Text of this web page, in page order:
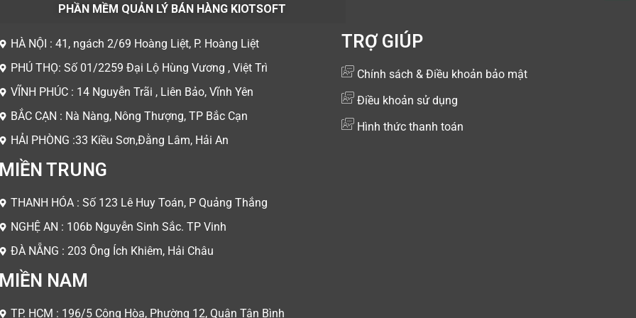
PHẦN MỀM QUẢN LÝ BÁN HÀNG KIOTSOFT
HÀ NỘI : 41, ngách 2/69 Hoàng Liệt, P. Hoàng Liệt
PHÚ THỌ: Số 01/2259 Đại Lộ Hùng Vương , Việt Trì
VĨNH PHÚC : 14 Nguyễn Trãi , Liên Bảo, Vĩnh Yên
BẮC CẠN : Nà Nàng, Nông Thượng, TP Bắc Cạn
HẢI PHÒNG :33 Kiều Sơn,Đằng Lâm, Hải An
MIỀN TRUNG
THANH HÓA : Số 123 Lê Huy Toán, P Quảng Thắng
NGHỆ AN : 106b Nguyễn Sinh Sắc. TP Vinh
ĐÀ NẴNG : 203 Ông Ích Khiêm, Hải Châu
MIỀN NAM
TP. HCM : 196/5 Cộng Hòa, Phường 12, Quận Tân Bình
TRỢ GIÚP
Chính sách & Điều khoản bảo mật
Điều khoản sử dụng
Hình thức thanh toán